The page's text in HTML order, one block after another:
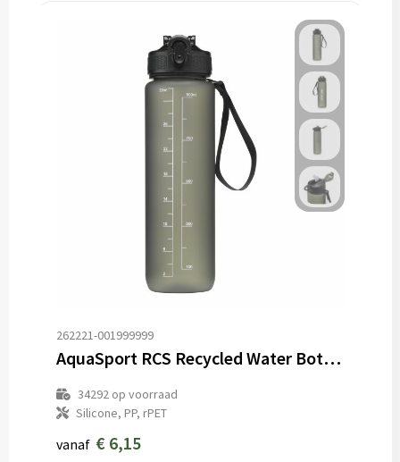
262221-001999999
AquaSport RCS Recycled Water Bottle 1 L
34292op voorraad
Silicone, PP, rPET
vanaf € 6,15